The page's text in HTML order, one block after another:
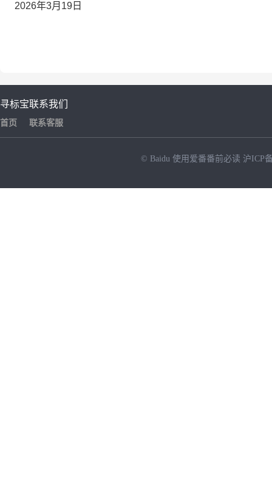
2026年3月19日
寻标宝
首页
联系我们
联系客服
© Baidu 使用爱番番前必读 沪ICP